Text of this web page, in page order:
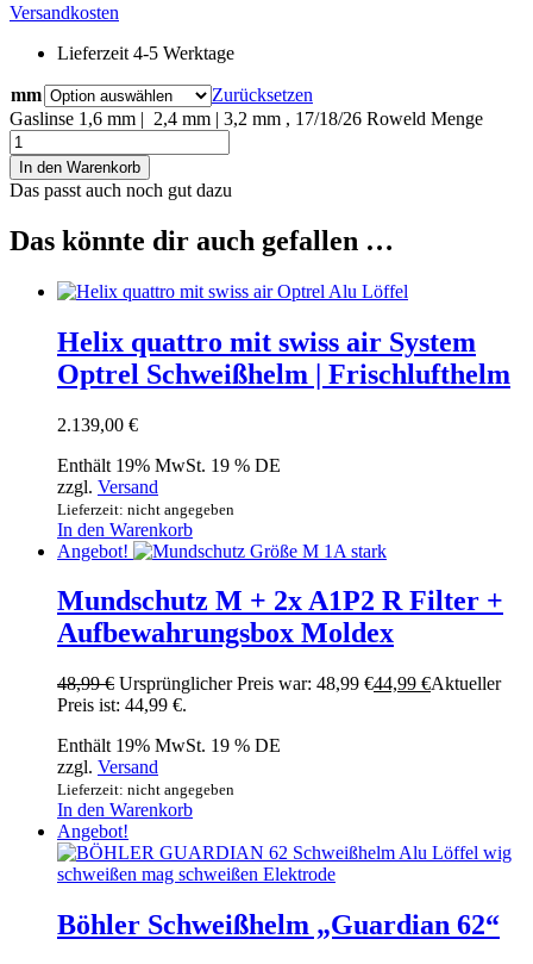
Versandkosten
Lieferzeit 4-5 Werktage
mm
Zurücksetzen
Gaslinse 1,6 mm | 2,4 mm | 3,2 mm , 17/18/26 Roweld Menge
In den Warenkorb
Das passt auch noch gut dazu
Das könnte dir auch gefallen …
Helix quattro mit swiss air System
Optrel Schweißhelm | Frischlufthelm
2.139,00 €
Enthält 19% MwSt. 19 % DE
zzgl. Versand
Lieferzeit: nicht angegeben
In den Warenkorb
Angebot!
Mundschutz M + 2x A1P2 R Filter +
Aufbewahrungsbox Moldex
48,99€ Ursprünglicher Preis war: 48,99 €44,99 €Aktueller
Preis ist: 44,99 €.
Enthält 19% MwSt. 19 % DE
zzgl. Versand
Lieferzeit: nicht angegeben
In den Warenkorb
Angebot!
Böhler Schweißhelm „Guardian 62“